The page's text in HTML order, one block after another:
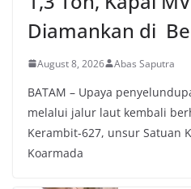
Diamankan di
August 8, 2026 Abas Saputra
BATAM – Upaya
melalui jalur laut kembali
Kerambit-627, unsur Satuan
Koarmada